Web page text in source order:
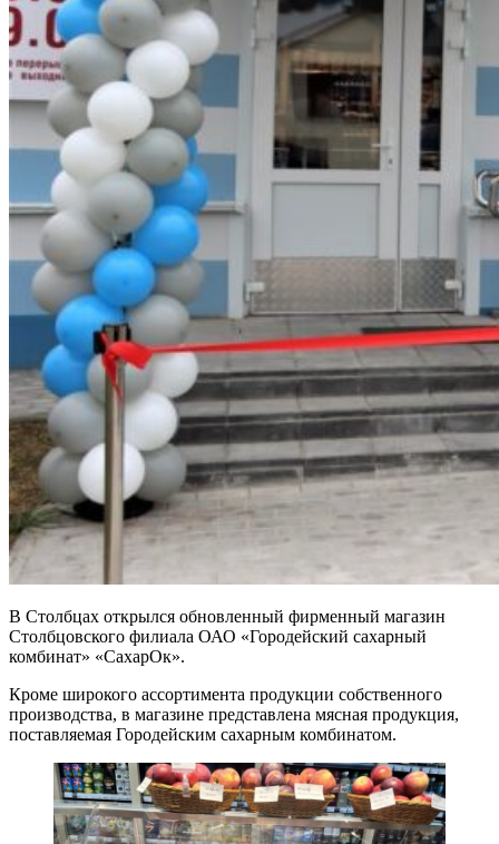
В Столбцах открылся обновленный фирменный магазин
Столбцовского филиала ОАО «Городейский сахарный
комбинат» «СахарОк».
Кроме широкого ассортимента продукции собственного
производства, в магазине представлена мясная продукция,
поставляемая Городейским сахарным комбинатом.